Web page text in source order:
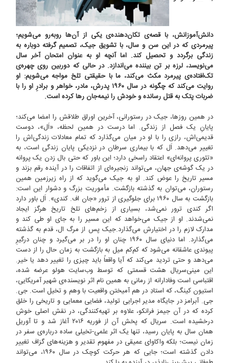
دانش‌آموزانش، با قصه‌ی تکان‌دهنده‌ی یکی از آن‌ها روبه‌رو می‌شویم؛
پیرمردی که در این سن و سال، با تشویق جیک، تصمیم گرفته دوباره به
زندگی برگردد و تحصیل کند. اما آنچه او به عنوان امتحان آخر سال
می‌نویسد، لرزه بر تن بیننده می‌اندازد. در حالی که دوربین روی چهره‌ی
تک‌افتاده‌ی پیرمرد مکث می‌کند، ما با حقیقتی تلخ مواجه می‌شویم: او
روایت می‌کند که چگونه در سال ۱۹۶۰ پدرش، مادر، خواهر و برادرِ او را با
ضربات پتک به قتل رسانده و خودش را نیمه‌جان رها کرده است.
در همین روزها، جیک در رستورانی، آخرین اوراق طلاقش را امضا می‌کند؛
پایانِ یک فصل از زندگی. اما درست در همین لحظه، «اَل»، دوست
قدیمی‌اش، رازی را با او در میان می‌گذارد که تمام معادلات زندگی‌اش را
تغییر می‌دهد. اَل که با بیماری سرطان در نزدیکی پایان زندگی است، به
«تئوری پروانه‌ای» اعتقاد راسخی دارد؛ این باور که حتی بال زدن یک پروانه
در یک گوشه‌ی جهان، می‌تواند زنجیره‌ای از اتفاقات را در آینده رقم بزند و
مسیر تاریخ را عوض کند. او به جیک می‌گوید که از راه زیرزمین همین
رستوران، می‌توان به گذشته بازگشت. مأموریت بزرگ و دشوار این است:
بازگشت به سال ۱۹۶۰ برای جلوگیری از ترور «جان اف. کندی». اَل باور دارد
اگر کندی ترور نمی‌شد، بسیاری از زخم‌های تلخ تاریخ هرگز ایجاد
نمی‌شدند. او از جیک می‌خواهد که این مسیر را به جای او طی کند و
مدارک لازم را در اختیارش می‌گذارد.جیک پس از مرگ ال، قدم به گذشته
می‌گذارد. اما دنیای سال ۱۹۶۰ چنان او را در بر می‌گیرد و چنان درگیرِ
پیوندی عاشقانه می‌شود که کم‌کم میل به بازگشت به زمان حال را از دست
می‌دهد و حتی تردید می‌کند که آیا واقعاً باید چیزی را تغییر دهد یا خیر.
این مینی‌سریال هشت قسمتی که توسط وب‌سایت هولو عرضه شده،
اقتباسی است وفادارانه از رمانی به همین نام اثر نویسنده‌ی شهیر آمریکایی،
استیون کینگ، که استادِ در هم آمیختن واقعیت با وهم و تخیل است. جی.
جی. آبرامز در جایگاه مدیر اجرایی تولید، فضایی معمایی و تاریخی را خلق
کرده که در آن جیمز فرانکو، علاوه بر تهیه‌کنندگی، در نقش اصلی خوش
درخشیده است. سریال که پخش آن از فوریه ۲۰۱۶ آغاز شد و تا آوریل
همان سال به پایان رسید، تنها یک اثر علمی-تخیلی ساده درباره‌ی سفر در
زمان نیست؛ بلکه واکاوای عمیقی در مفهوم تقدیر و هزینه‌های گزاف تغییر
دادن گذشته است؛ جایی که هر حرکت کوچک در سال ۱۹۶۰، می‌تواند